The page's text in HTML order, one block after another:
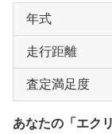
年式
走行距離
査定満足度
あなたの「エク